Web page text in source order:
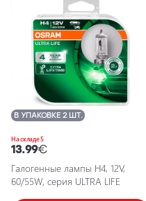
На складе 5
В УПАКОВКЕ 2 ШТ.
13.99€
Галогенные лампы H4, 12V,
60/55W, серия ULTRA LIFE